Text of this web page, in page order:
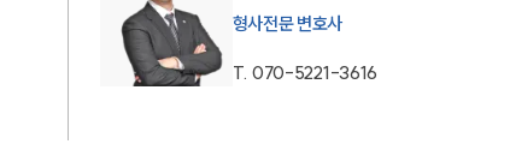
AI대륜
형사전문 변호사
T. 070-5221-3616